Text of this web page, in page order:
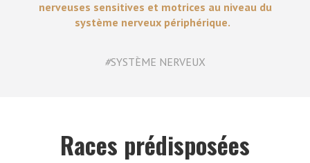
nerveuses sensitives et motrices au niveau du
système nerveux périphérique.
#SYSTÈME NERVEUX
Races prédisposées